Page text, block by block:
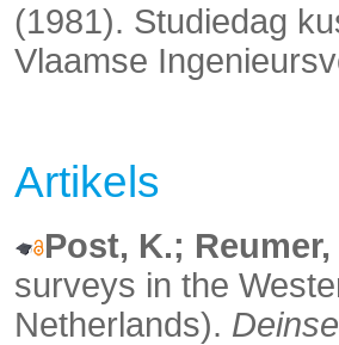
(1981). Studiedag
Vlaamse
Artikels
Post, K.; Reumer,
surveys in the
Netherlands).